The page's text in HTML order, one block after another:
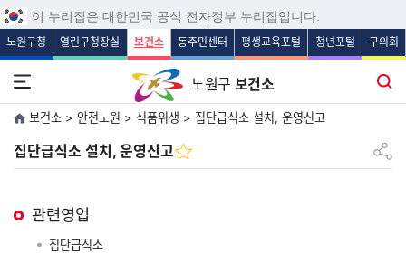
본문 바로가기
주메뉴 바로가기
보조메뉴 바로가기
푸터 바로가기
이 누리집은 대한민국 공식 전자정부 누리집입니다.
노원구청 열린구청장실 보건소 동주민센터 평생교육포털 청년포털 구의회
노원구 보건소
전체메뉴 열기 통합검색
보건소 > 안전노원 > 식품위생 > 집단급식소 설치, 운영신고
집단급식소 설치, 운영신고 공유하
관련영업
집단급식소